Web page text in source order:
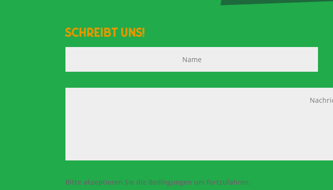
Schreibt uns!
Bitte akzeptieren Sie die Bedingungen um fortzufahren.